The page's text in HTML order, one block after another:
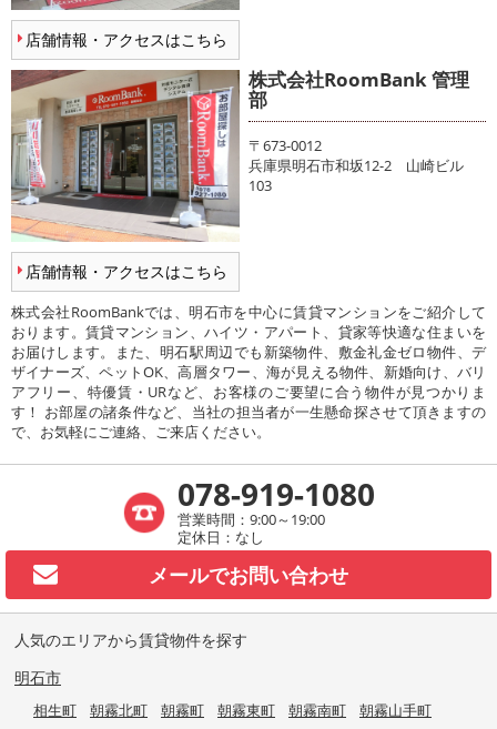
店舗情報・アクセスはこちら
店舗情報・アクセスはこちら
株式会社RoomBank 管理
部
〒673-0012
兵庫県明石市和坂12-2 山崎ビル
103
株式会社RoomBankでは、明石市を中心に賃貸マンションをご紹介して
おります。賃貸マンション、ハイツ・アパート、貸家等快適な住まいを
お届けします。また、明石駅周辺でも新築物件、敷金礼金ゼロ物件、デ
ザイナーズ、ペットOK、高層タワー、海が見える物件、新婚向け、バリ
アフリー、特優賃・URなど、お客様のご要望に合う物件が見つかりま
す！ お部屋の諸条件など、当社の担当者が一生懸命探させて頂きますの
で、お気軽にご連絡、ご来店ください。
078-919-1080
営業時間：9:00～19:00
定休日：なし
メールでお問い合わせ
人気のエリアから賃貸物件を探す
明石市
相生町 朝霧北町 朝霧町 朝霧東町 朝霧南町
朝霧山手町